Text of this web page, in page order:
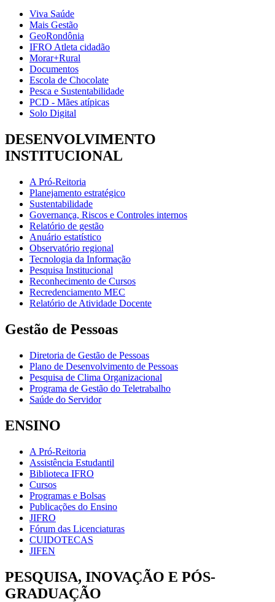
Viva Saúde
Mais Gestão
GeoRondônia
IFRO Atleta cidadão
Morar+Rural
Documentos
Escola de Chocolate
Pesca e Sustentabilidade
PCD - Mães atípicas
Solo Digital
DESENVOLVIMENTO
INSTITUCIONAL
A Pró-Reitoria
Planejamento estratégico
Sustentabilidade
Governança, Riscos e Controles internos
Relatório de gestão
Anuário estatístico
Observatório regional
Tecnologia da Informação
Pesquisa Institucional
Reconhecimento de Cursos
Recredenciamento MEC
Relatório de Atividade Docente
Gestão de Pessoas
Diretoria de Gestão de Pessoas
Plano de Desenvolvimento de Pessoas
Pesquisa de Clima Organizacional
Programa de Gestão do Teletrabalho
Saúde do Servidor
ENSINO
A Pró-Reitoria
Assistência Estudantil
Biblioteca IFRO
Cursos
Programas e Bolsas
Publicações do Ensino
JIFRO
Fórum das Licenciaturas
CUIDOTECAS
JIFEN
PESQUISA, INOVAÇÃO E PÓS-
GRADUAÇÃO